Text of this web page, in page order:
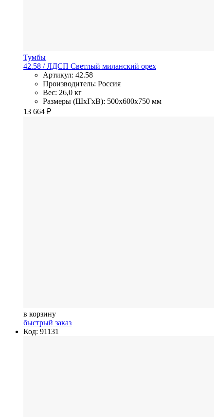
Тумбы
42.58 / ЛДСП Светлый миланский орех
Артикул: 42.58
Производитель: Россия
Вес: 26,0 кг
Размеры (ШхГхВ): 500x600x750 мм
13 664 ₽
в корзину
быстрый заказ
Код: 91131